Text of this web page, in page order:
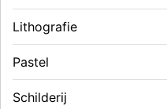
Lithografie
Pastel
Schilderij